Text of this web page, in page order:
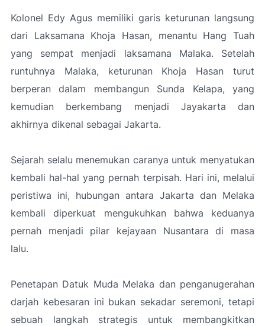
Kolonel Edy Agus memiliki garis keturunan langsung
dari Laksamana Khoja Hasan, menantu Hang Tuah
yang sempat menjadi laksamana Malaka. Setelah
runtuhnya Malaka, keturunan Khoja Hasan turut
berperan dalam membangun Sunda Kelapa, yang
kemudian berkembang menjadi Jayakarta dan
akhirnya dikenal sebagai Jakarta.
Sejarah selalu menemukan caranya untuk menyatukan
kembali hal-hal yang pernah terpisah. Hari ini, melalui
peristiwa ini, hubungan antara Jakarta dan Melaka
kembali diperkuat mengukuhkan bahwa keduanya
pernah menjadi pilar kejayaan Nusantara di masa
lalu.
Penetapan Datuk Muda Melaka dan penganugerahan
darjah kebesaran ini bukan sekadar seremoni, tetapi
sebuah langkah strategis untuk membangkitkan